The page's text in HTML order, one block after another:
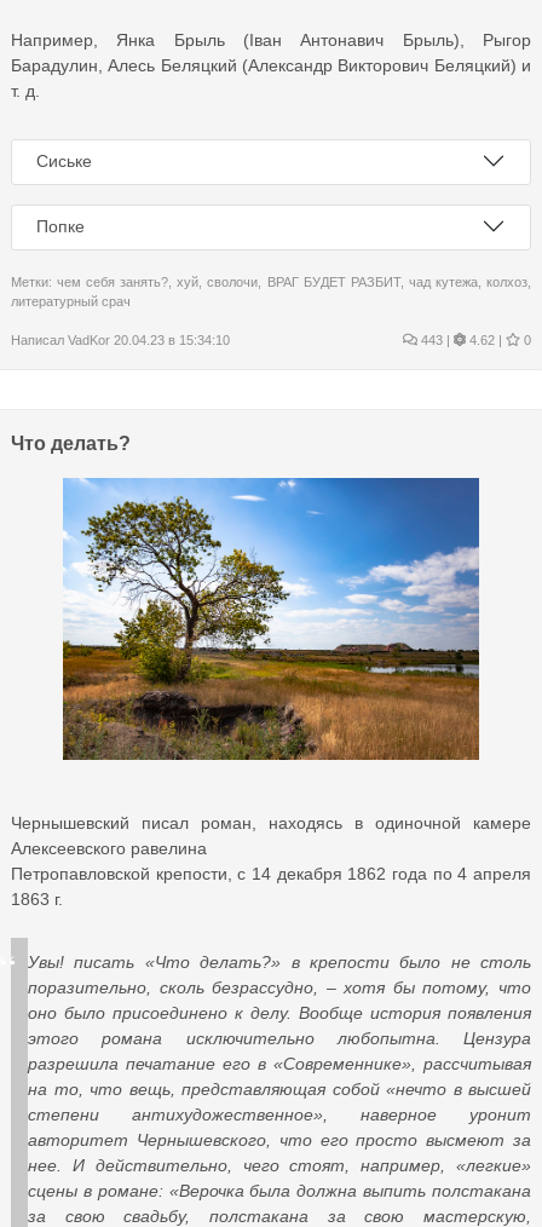
Например, Янка Брыль (Іван Антонавич Брыль), Рыгор
Барадулин, Алесь Беляцкий (Александр Викторович Беляцкий) и
т. д.
Сиське
Попке
Метки:чем себя занять? ,хуй ,сволочи ВРАГ БУДЕТ РАЗБИТ, чад кутежа,колхоз
литературный срач
Написал VadKor 20.04.23 в 15:34:10 443 | 4.62 | 0
Что делать?
Чернышевский писал роман, находясь в одиночной камере
Алексеевского равелина
Петропавловской крепости, с 14 декабря 1862 года по 4 апреля
1863 г.
Увы! писать «Что делать?» в крепости было не столь
поразительно, сколь безрассудно, – хотя бы потому, что
оно было присоединено к делу. Вообще история появления
этого романа исключительно любопытна. Цензура
разрешила печатание его в «Современнике», рассчитывая
на то, что вещь, представляющая собой «нечто в высшей
степени антихудожественное», наверное уронит
авторитет Чернышевского, что его просто высмеют за
нее. И действительно, чего стоят, например, «легкие»
сцены в романе: «Верочка была должна выпить полстакана
за свою свадьбу, полстакана за свою мастерскую,